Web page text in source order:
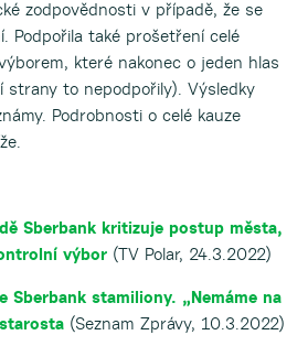
zodpovědnosti v případě, že se
Podpořila také prošetření celé
které nakonec o jeden hlas
strany to nepodpořily). Výsledky
Podrobnosti o celé kauze
Sberbank kritizuje postup města,
výbor(TV Polar, 24.3.2022)
Sberbank stamiliony. „Nemáme na
(Seznam Zprávy, 10.3.2022)